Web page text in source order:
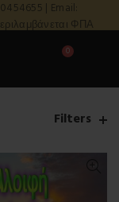
| Email:
ΦΠΑ
0
Filters